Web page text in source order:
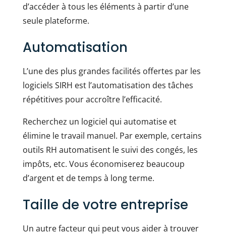
d’accéder à tous les éléments à partir d’une
seule plateforme.
Automatisation
L’une des plus grandes facilités offertes par les
logiciels SIRH est l’automatisation des tâches
répétitives pour accroître l’efficacité.
Recherchez un logiciel qui automatise et
élimine le travail manuel. Par exemple, certains
outils RH automatisent le suivi des congés, les
impôts, etc. Vous économiserez beaucoup
d’argent et de temps à long terme.
Taille de votre entreprise
Un autre facteur qui peut vous aider à trouver